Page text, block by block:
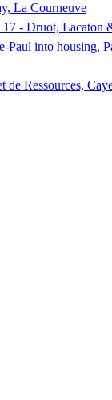
La Courneuve
- Druot, Lacaton
Paul into housing,
de Ressources,